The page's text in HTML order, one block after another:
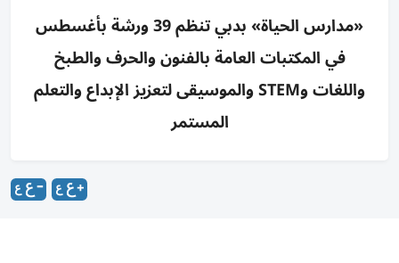
«مدارس الحياة» بدبي تنظم 39 ورشة بأغسطس
في المكتبات العامة بالفنون والحرف والطبخ
واللغات وSTEM والموسيقى لتعزيز الإبداع والتعلم
المستمر